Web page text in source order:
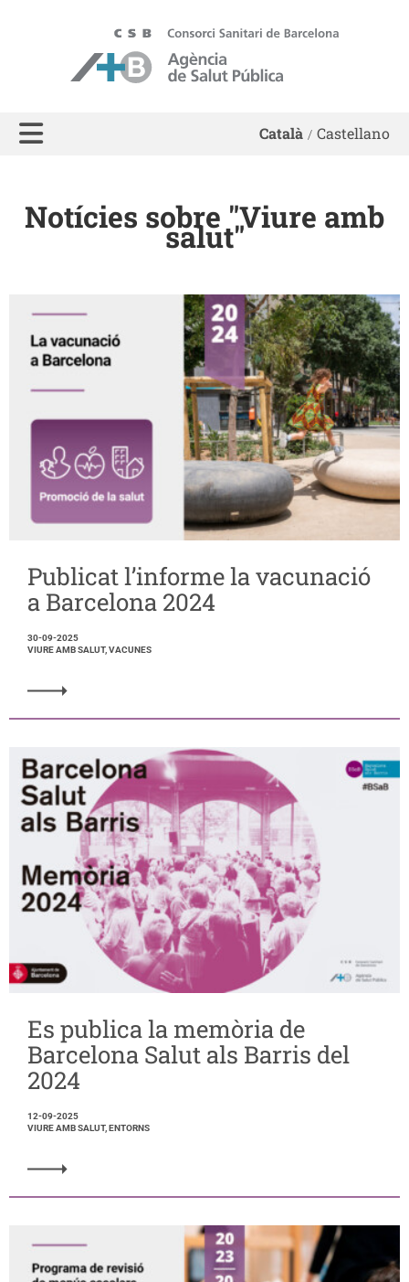
ASPB - Agència de Salut Pública de Barcelona
Català Castellano
Notícies sobre "Viure amb
salut"
Publicat l’informe la vacunació
a Barcelona 2024
30-09-2025
VIURE AMB SALUT, VACUNES
Es publica la memòria de
Barcelona Salut als Barris del
2024
12-09-2025
VIURE AMB SALUT, ENTORNS